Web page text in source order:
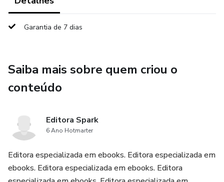
Garantia de 7 dias
Saiba mais sobre quem criou o
conteúdo
Editora Spark
6 Ano Hotmarter
Editora especializada em ebooks. Editora especializada em
ebooks. Editora especializada em ebooks. Editora